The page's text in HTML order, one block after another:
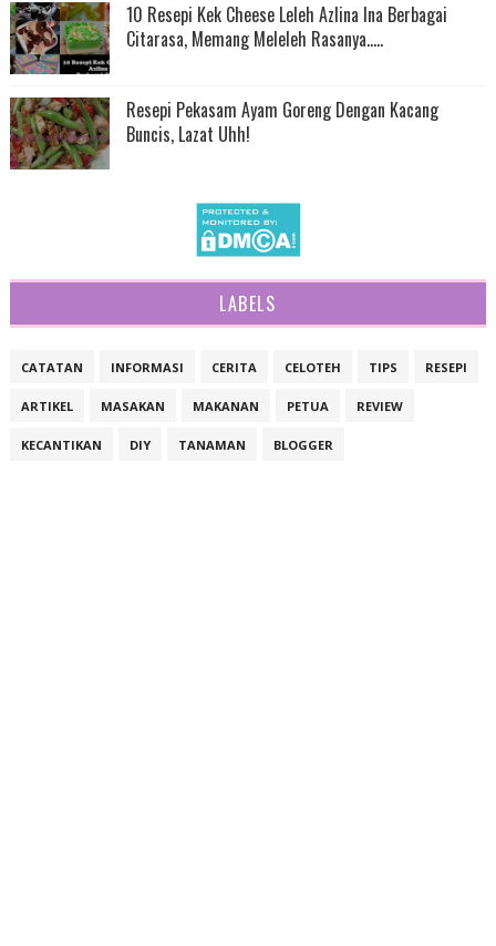
10 Resepi Kek Cheese Leleh Azlina Ina Berbagai
Citarasa, Memang Meleleh Rasanya.....
Resepi Pekasam Ayam Goreng Dengan Kacang
Buncis, Lazat Uhh!
LABELS
CATATAN INFORMASI CERITA CELOTEH TIPS RESEPI
ARTIKEL MASAKAN MAKANAN PETUA REVIEW
KECANTIKAN DIY TANAMAN BLOGGER